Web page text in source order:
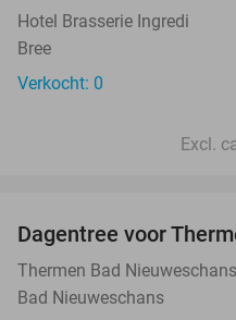
Hotel Brasserie Ingredi
Bree
Verkocht: 0
Excl.
Dagentree voor
Thermen Bad Nieuweschans
Bad Nieuweschans